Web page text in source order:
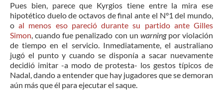
Pues bien, parece que Kyrgios tiene entre la mira ese
hipotético duelo de octavos de final ante el N°1 del mundo,
oal menos eso pareció durante su partido ante Gilles
Simon, cuando fue penalizado con un warningpor violación
de tiempo en el servicio. Inmediatamente, el australiano
jugó el punto y cuando se disponía a sacar nuevamente
decidió imitar -a modo de protesta- los gestos típicos de
Nadal, dando a entender que hay jugadores que se demoran
aún más que él para ejecutar el saque.